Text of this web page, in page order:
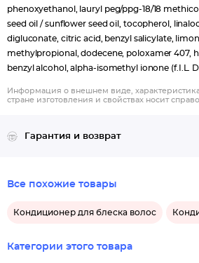
phenoxyethanol, lauryl peg/ppg-18/18
seed oil / sunflower seed oil, tocopherol,
digluconate, citric acid, benzyl salicylate,
methylpropional, dodecene, poloxamer 407,
benzyl alcohol, alpha-isomethyl ionone (f.I.L.
Информация о внешнем виде,
стране изготовления и свойствах носит
Гарантия и возврат
Все похожие товары
Кондиционер для блеска волос
Категории этого товара